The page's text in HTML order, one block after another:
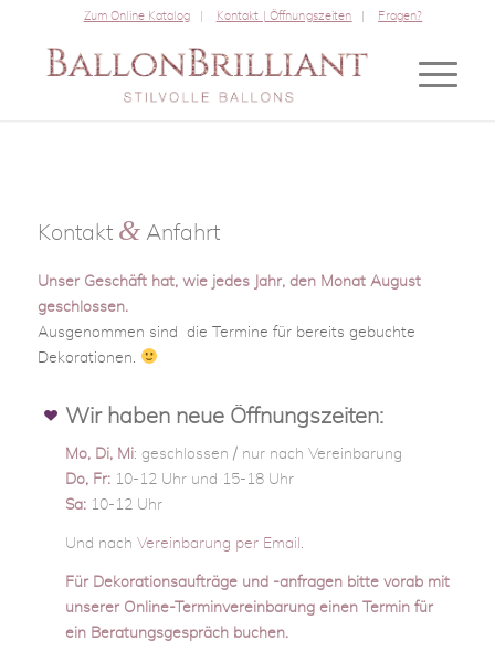
Zum Online Katalog Kontakt | Öffnungszeiten Fragen?
Kontakt &Anfahrt
Unser Geschäft hat, wie jedes Jahr, den Monat August
geschlossen.
Ausgenommen sind die Termine für bereits gebuchte
Dekorationen.
Wir haben neue Öffnungszeiten:
Mo, Di, Mi: geschlossen / nur nach Vereinbarung
Do, Fr: 10-12 Uhr und 15-18 Uhr
Sa: 10-12 Uhr
Und nachVereinbarung per Email
Für Dekorationsaufträge und -anfragen bitte vorab mit
unserer Online-Terminvereinbarung einen Termin für
ein Beratungsgespräch buchen.